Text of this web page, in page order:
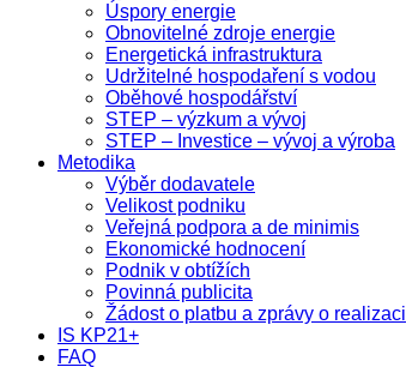
Úspory energie
Obnovitelné zdroje energie
Energetická infrastruktura
Udržitelné hospodaření s vodou
Oběhové hospodářství
STEP – výzkum a vývoj
STEP – Investice – vývoj a výroba
Metodika
Výběr dodavatele
Velikost podniku
Veřejná podpora a de minimis
Ekonomické hodnocení
Podnik v obtížích
Povinná publicita
Žádost o platbu a zprávy o realizaci
IS KP21+
FAQ